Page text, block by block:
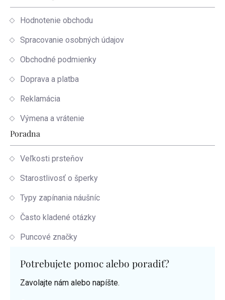
Hodnotenie obchodu
Spracovanie osobných údajov
Obchodné podmienky
Doprava a platba
Reklamácia
Výmena a vrátenie
Poradna
Veľkosti prsteňov
Starostlivosť o šperky
Typy zapínania náušníc
Často kladené otázky
Puncové značky
Potrebujete pomoc alebo poradiť?
Zavolajte nám alebo napíšte.